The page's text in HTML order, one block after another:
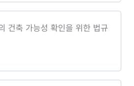
건축 가능성 확인을 위한 법규